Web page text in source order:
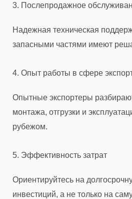
3. Послепродажное
Надежная техническая
запасными частями имеют
4. Опыт работы в сфере
Опытные экспортеры
монтажа, отгрузки и
рубежом.
5. Эффективность затрат
Ориентируйтесь на
инвестиций, а не только на